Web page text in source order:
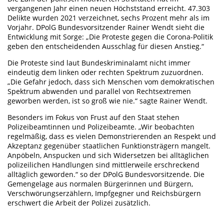
vergangenen Jahr einen neuen Höchststand erreicht. 47.303
Delikte wurden 2021 verzeichnet, sechs Prozent mehr als im
Vorjahr. DPolG Bundesvorsitzender Rainer Wendt sieht die
Entwicklung mit Sorge: „Die Proteste gegen die Corona-Politik
geben den entscheidenden Ausschlag für diesen Anstieg.“
Die Proteste sind laut Bundeskriminalamt nicht immer
eindeutig dem linken oder rechten Spektrum zuzuordnen.
„Die Gefahr jedoch, dass sich Menschen vom demokratischen
Spektrum abwenden und parallel von Rechtsextremen
geworben werden, ist so groß wie nie.“ sagte Rainer Wendt.
Besonders im Fokus von Frust auf den Staat stehen
Polizeibeamtinnen und Polizeibeamte. „Wir beobachten
regelmäßig, dass es vielen Demonstrierenden an Respekt und
Akzeptanz gegenüber staatlichen Funktionsträgern mangelt.
Anpöbeln, Anspucken und sich Widersetzen bei alltäglichen
polizeilichen Handlungen sind mittlerweile erschreckend
alltäglich geworden.“ so der DPolG Bundesvorsitzende. Die
Gemengelage aus normalen Bürgerinnen und Bürgern,
Verschwörungserzählern, Impfgegner und Reichsbürgern
erschwert die Arbeit der Polizei zusätzlich.